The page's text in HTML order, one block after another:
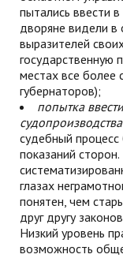
пытались ввести
дворяне видели в
выразителей
государственную
местах все более
губернаторов);
попытка
судопроизводства
судебный
показаний
глазах
понятен, чем
друг другу
Низкий уровень
возможность